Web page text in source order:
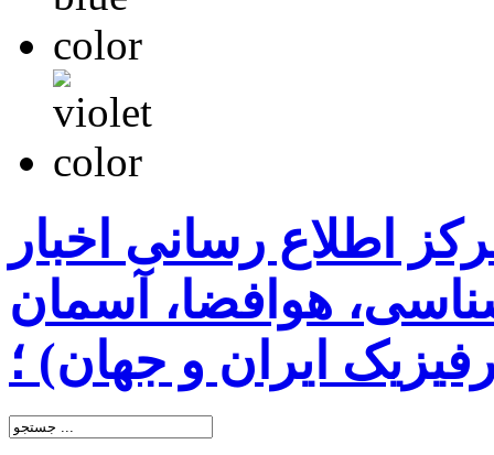
اطلاع رسانی اخبار
هوافضا، آسمان
ایران و جهان) ؛